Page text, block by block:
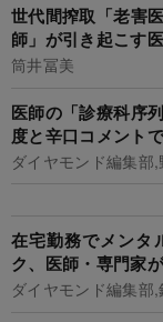
世代間搾取「老害
師」が引き起こす
筒井冨美
医師の「診療科序
度と辛口コメント
ダイヤモンド編集部
在宅勤務でメンタ
ク、医師・専門家
ダイヤモンド編集部